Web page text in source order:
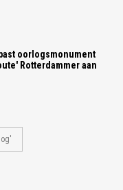
oorlogsmonument
Rotterdammer aan